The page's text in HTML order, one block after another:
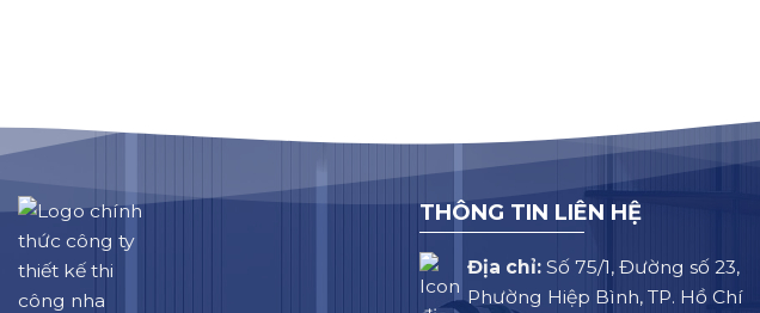
THÔNG TIN LIÊN HỆ
Địa chỉ:Số 75/1, Đường số 23,
Phường Hiệp Bình, TP. Hồ Chí